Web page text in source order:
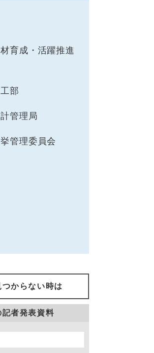
育成・活躍推進
部
管理局
管理委員会
からない時は
記者発表資料